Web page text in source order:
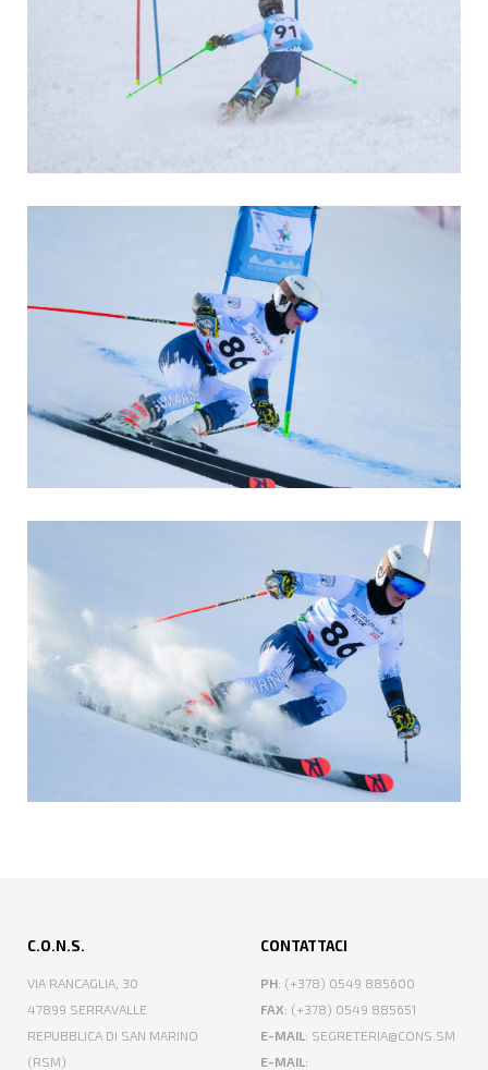
C.O.N.S.
VIA RANCAGLIA, 30
47899 SERRAVALLE
REPUBBLICA DI SAN MARINO
(RSM)
CONTATTACI
PH: (+378) 0549 885600
FAX: (+378) 0549 885651
E-MAIL: SEGRETERIA@CONS.SM
E-MAIL: